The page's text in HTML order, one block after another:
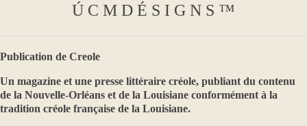
Ú C M D É S I G N S ™
Publication de Creole
Un magazine et une presse littéraire créole, publiant du contenu
de la Nouvelle-Orléans et de la Louisiane conformément à la
tradition créole française de la Louisiane.